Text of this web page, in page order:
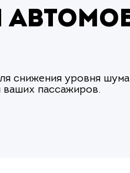
снижения уровня
пассажиров.